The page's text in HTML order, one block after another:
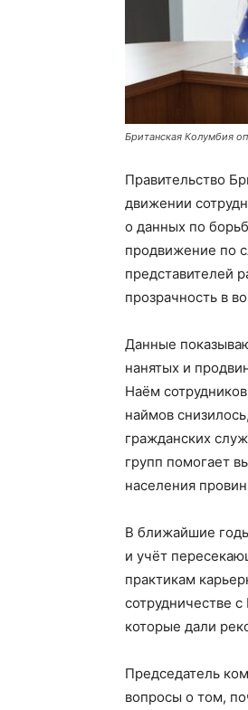
Британская Колумбия
Правительство
движении
о данных по
продвижение по
представителей
прозрачность в
Данные
нанятых и
Наём
наймов
гражданских
групп помогает
населения
В ближайшие
и учёт
практикам
сотрудничестве
которые дали
Председатель
вопросы о том,